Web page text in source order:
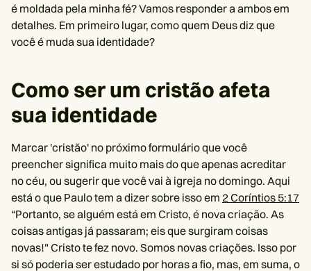
é moldada pela minha fé? Vamos responder a ambos em
detalhes. Em primeiro lugar, como quem Deus diz que
você é muda sua identidade?
Como ser um cristão afeta
sua identidade
Marcar 'cristão' no próximo formulário que você
preencher significa muito mais do que apenas acreditar
no céu, ou sugerir que você vai à igreja no domingo. Aqui
está o que Paulo tem a dizer sobre isso em 2 Coríntios 5:17
“Portanto, se alguém está em Cristo, é nova criação. As
coisas antigas já passaram; eis que surgiram coisas
novas!" Cristo te fez novo. Somos novas criações. Isso por
si só poderia ser estudado por horas a fio, mas, em suma, o